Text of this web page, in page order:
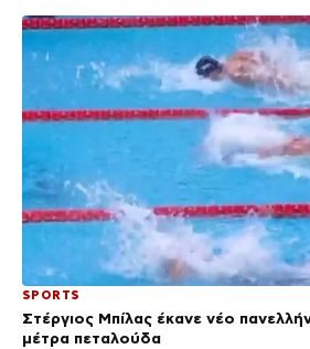
SPORTS
Στέργιος Μπίλας έκανε νέο
μέτρα πεταλούδα